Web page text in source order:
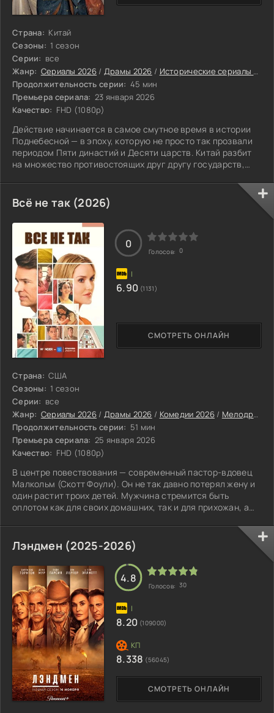
Страна: Китай
Сезоны: 1 сезон
Серии: все
Жанр: Сериалы 2026 / Драмы 2026 / Исторические сериалы 2026
Продолжительность серии: 45 мин
Премьера сериала: 23 января 2026
Качество: FHD (1080p)
Действие начинается в самое смутное время в истории
Поднебесной — в эпоху, которую не просто так прозвали
периодом Пяти династий и Десяти царств. Китай разбит
на множество противостоящих друг другу государств,
страхе и бедности, надеясь только на кусок хлеба и хоть
какую-то защиту. В этой неразберихе существуют и
взрослеют трое: Цянь Хун Чу, наследник царства Уюэ, а
также будущий руководитель династии Сун Чжао Куан Инь
и его товарищ Го Жун.
Всё не так (2026)
Страна: США
Сезоны: 1 сезон
Серии: все
Жанр: Сериалы 2026 / Драмы 2026 / Комедии 2026/ Мелодрамы 2026
Продолжительность серии: 51 мин
Премьера сериала: 25 января 2026
Качество: FHD (1080p)
В центре повествования — современный пастор-вдовец
Малкольм (Скотт Фоули). Он не так давно потерял жену и
один растит троих детей. Мужчина стремится быть
оплотом как для своих домашних, так и для прихожан, а
реальность, в которой оказался после утраты. Лори
(Эринн Хэйс) — его старая приятельница, недавно
пережившая трудный развод. У неё двое детей, которые,
как и ребята Малкольма, находятся в непростой поре
взросления. Прежде их родные были
СМОТРЕТЬ ОНЛАЙН
0
Голосов: 0
6.90 (1131)
Лэндмен (2025-2026)
СМОТРЕТЬ ОНЛАЙН
4.8
Голосов: 30
8.20 (109000)
8.338 (56045)